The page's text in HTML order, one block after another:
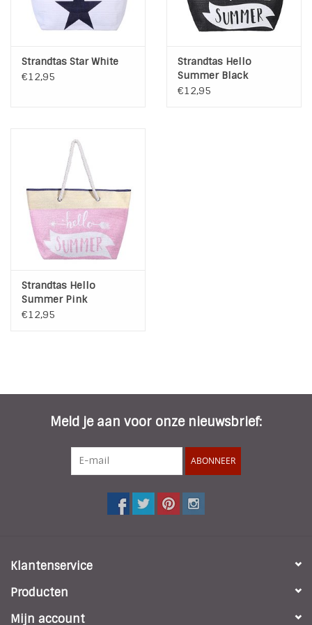
Strandtas Star White
€12,95
Strandtas Hello
Summer Black
€12,95
Strandtas Hello
Summer Pink
€12,95
Meld je aan voor onze nieuwsbrief:
ABONNEER
Klantenservice
Producten
Mijn account